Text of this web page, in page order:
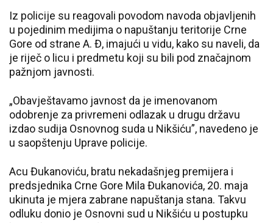
Iz policije su reagovali povodom navoda objavljenih
u pojedinim medijima o napuštanju teritorije Crne
Gore od strane A. Đ, imajući u vidu, kako su naveli, da
je riječ o licu i predmetu koji su bili pod značajnom
pažnjom javnosti.
„Obavještavamo javnost da je imenovanom
odobrenje za privremeni odlazak u drugu državu
izdao sudija Osnovnog suda u Nikšiću”, navedeno je
u saopštenju Uprave policije.
Acu Đukanoviću, bratu nekadašnjeg premijera i
predsjednika Crne Gore Mila Đukanovića, 20. maja
ukinuta je mjera zabrane napuštanja stana. Takvu
odluku donio je Osnovni sud u Nikšiću u postupku